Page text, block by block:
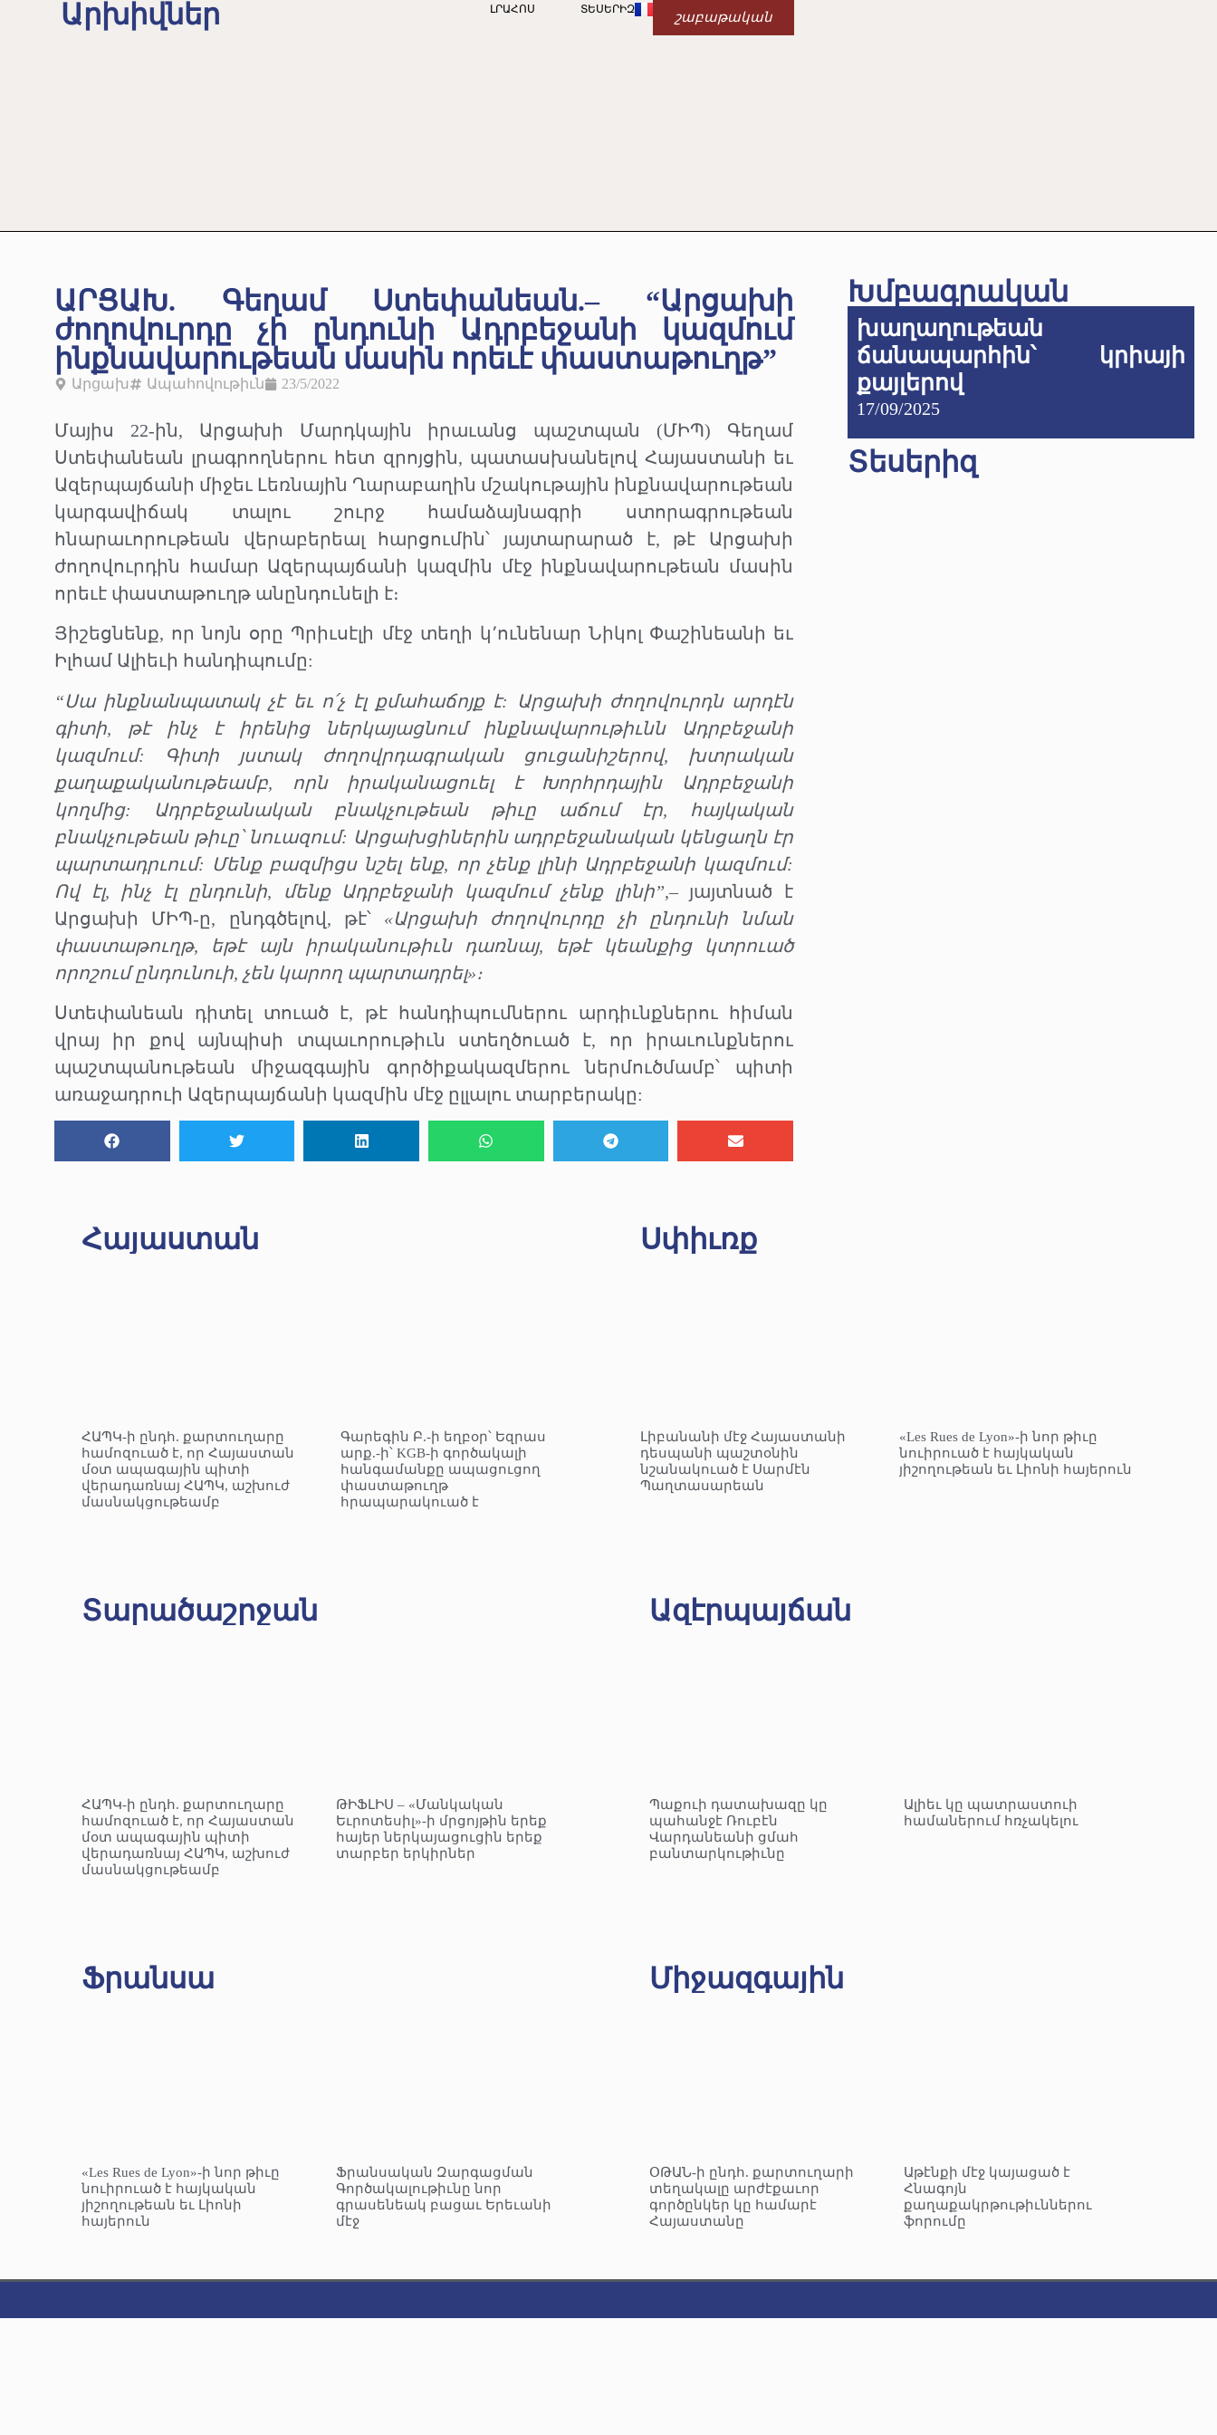
Արխիվներ ԼՐԱՀՈՍ ՏԵՍԵՐԻԶ
շաբաթական
ԱՐՑԱԽ. Գեղամ Ստեփանեան.– “Արցախի
ժողովուրդը չի ընդունի Ադրբեջանի կազմում
ինքնավարութեան մասին որեւէ փաստաթուղթ”
Արցախ Ապահովութիւն 23/5/2022
Մայիս 22-ին, Արցախի Մարդկային իրաւանց պաշտպան (ՄԻՊ) Գեղամ
Ստեփանեան լրագրողներու հետ զրոյցին, պատասխանելով Հայաստանի եւ
Ազերպայճանի միջեւ Լեռնային Ղարաբաղին մշակութային ինքնավարութեան
կարգավիճակ տալու շուրջ համաձայնագրի ստորագրութեան
հնարաւորութեան վերաբերեալ հարցումին՝ յայտարարած է, թէ Արցախի
ժողովուրդին համար Ազերպայճանի կազմին մէջ ինքնավարութեան մասին
որեւէ փաստաթուղթ անընդունելի է։
Յիշեցնենք, որ նոյն օրը Պրիւսէլի մէջ տեղի կ՚ունենար Նիկոլ Փաշինեանի եւ
Իլհամ Ալիեւի հանդիպումը:
“Սա ինքնանպատակ չէ եւ ո՛չ էլ քմահաճոյք է: Արցախի ժողովուրդն արդէն
գիտի, թէ ինչ է իրենից ներկայացնում ինքնավարութիւնն Ադրբեջանի
կազմում: Գիտի յստակ ժողովրդագրական ցուցանիշերով, խտրական
քաղաքականութեամբ, որն իրականացուել է Խորհրդային Ադրբեջանի
կողմից: Ադրբեջանական բնակչութեան թիւը աճում էր, հայկական
բնակչութեան թիւը՝ նուազում: Արցախցիներին ադրբեջանական կենցաղն էր
պարտադրւում: Մենք բազմիցս նշել ենք, որ չենք լինի Ադրբեջանի կազմում:
Ով էլ, ինչ էլ ընդունի, մենք Ադրբեջանի կազմում չենք լինի”,– յայտնած է
Արցախի ՄԻՊ-ը, ընդգծելով, թէ՝ «Արցախի ժողովուրդը չի ընդունի նման
փաստաթուղթ, եթէ այն իրականութիւն դառնայ, եթէ կեանքից կտրուած
որոշում ընդունուի, չեն կարող պարտադրել»։
Ստեփանեան դիտել տուած է, թէ հանդիպումներու արդիւնքներու հիման
վրայ իր քով այնպիսի տպաւորութիւն ստեղծուած է, որ իրաւունքներու
պաշտպանութեան միջազգային գործիքակազմերու ներմուծմամբ՝ պիտի
առաջադրուի Ազերպայճանի կազմին մէջ ըլլալու տարբերակը:
Խմբագրական
խաղաղութեան
ճանապարհին՝ կրիայի
քայլերով
17/09/2025
Տեսերիզ
Հայաստան
ՀԱՊԿ-ի ընդհ. քարտուղարը
համոզուած է, որ Հայաստան
մօտ ապագային պիտի
վերադառնայ ՀԱՊԿ, աշխուժ
մասնակցութեամբ
Գարեգին Բ.-ի եղբօր՝ Եզրաս
արք.-ի՝ KGB-ի գործակալի
հանգամանքը ապացուցող
փաստաթուղթ
հրապարակուած է
Սփիւռք
Լիբանանի մէջ Հայաստանի
դեսպանի պաշտօնին
նշանակուած է Սարմէն
Պաղտասարեան
«Les Rues de Lyon»-ի նոր թիւը
նուիրուած է հայկական
յիշողութեան եւ Լիոնի հայերուն
Տարածաշրջան
ՀԱՊԿ-ի ընդհ. քարտուղարը
համոզուած է, որ Հայաստան
մօտ ապագային պիտի
վերադառնայ ՀԱՊԿ, աշխուժ
մասնակցութեամբ
ԹԻՖԼԻՍ – «Մանկական
Եւրոտեսիլ»-ի մրցոյթին երեք
հայեր ներկայացուցին երեք
տարբեր երկիրներ
Ազէրպայճան
Պաքուի դատախազը կը
պահանջէ Ռուբէն
Վարդանեանի ցմահ
բանտարկութիւնը
Ալիեւ կը պատրաստուի
համաներում հռչակելու
Ֆրանսա
«Les Rues de Lyon»-ի նոր թիւը
նուիրուած է հայկական
յիշողութեան եւ Լիոնի
հայերուն
Ֆրանսական Զարգացման
Գործակալութիւնը նոր
գրասենեակ բացաւ Երեւանի
մէջ
Միջազգային
ՕԹԱՆ-ի ընդհ. քարտուղարի
տեղակալը արժէքաւոր
գործընկեր կը համարէ
Հայաստանը
Աթէնքի մէջ կայացած է
Հնագոյն
քաղաքակրթութիւններու
ֆորումը